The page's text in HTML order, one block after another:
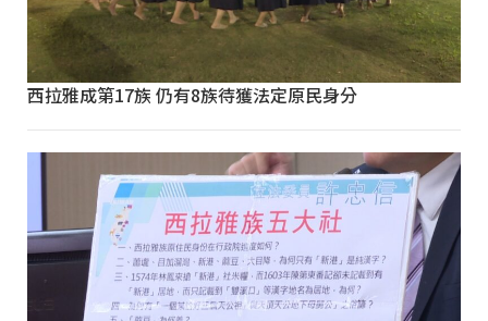
西拉雅成第17族 仍有8族待獲法定原民身分